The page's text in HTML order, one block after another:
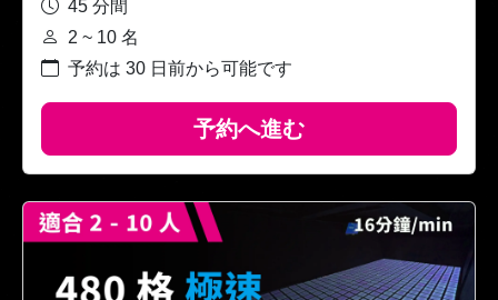
45 分間
2 ~ 10 名
予約は 30 日前から可能です
予約へ進む